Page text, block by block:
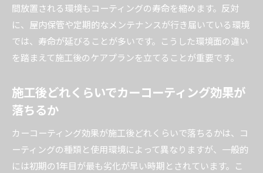
間放置される環境もコーティングの寿命を縮めます。反対
に、屋内保管や定期的なメンテナンスが行き届いている環境
では、寿命が延びることが多いです。こうした環境面の違い
を踏まえて施工後のケアプランを立てることが重要です。
施工後どれくらいでカーコーティング効果が
落ちるか
カーコーティング効果が施工後どれくらいで落ちるかは、コ
ーティングの種類と使用環境によって異なりますが、一般的
には初期の1年目が最も劣化が早い時期とされています。こ